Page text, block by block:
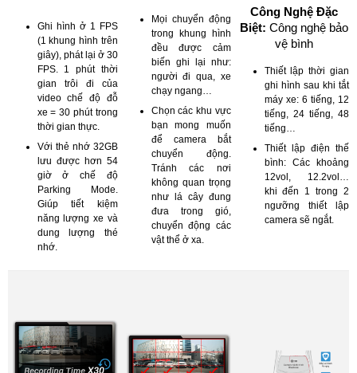
Ghi hình ở 1 FPS
(1 khung hình trên
giây), phát lại ở 30
FPS. 1 phút thời
gian trôi đi của
video chế độ đỗ
xe = 30 phút trong
thời gian thực.
Với thẻ nhớ 32GB
lưu được hơn 54
giờ ở chế độ
Parking Mode.
Giúp tiết kiệm
năng lượng xe và
dung lượng thé
nhớ.
Mọi chuyển động
trong khung hình
đều được cảm
biến ghi lại như:
người đi qua, xe
chạy ngang…
Chọn các khu vực
bạn mong muốn
để camera bắt
chuyển động.
Tránh các nơi
không quan trọng
như lá cây đung
đưa trong gió,
chuyển động các
vật thể ở xa.
Công Nghệ Đặc
Biệt: Công nghệ bảo
vệ bình
Thiết lập thời gian
ghi hình sau khi tắt
máy xe: 6 tiếng, 12
tiếng, 24 tiếng, 48
tiếng…
Thiết lập điện thế
bình: Các khoảng
12vol, 12.2vol…
khi đến 1 trong 2
ngưỡng thiết lập
camera sẽ ngắt.